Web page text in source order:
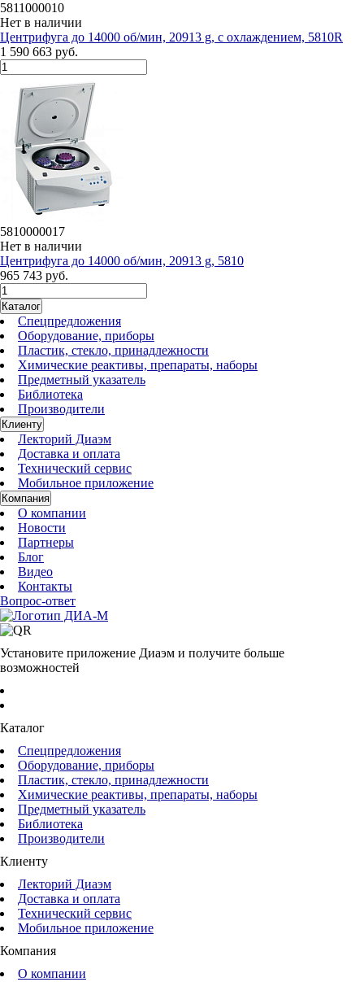
5811000010
Нет в наличии
Центрифуга до 14000 об/мин, 20913 g, с охлаждением, 5810R
1 590 663 руб.
5810000017
Нет в наличии
Центрифуга до 14000 об/мин, 20913 g, 5810
965 743 руб.
Каталог
Спецпредложения
Оборудование, приборы
Пластик, стекло, принадлежности
Химические реактивы, препараты, наборы
Предметный указатель
Библиотека
Производители
Клиенту
Лекторий Диаэм
Доставка и оплата
Технический сервис
Мобильное приложение
Компания
О компании
Новости
Партнеры
Блог
Видео
Контакты
Вопрос-ответ
Установите приложение Диаэм и получите больше
возможностей
Каталог
Спецпредложения
Оборудование, приборы
Пластик, стекло, принадлежности
Химические реактивы, препараты, наборы
Предметный указатель
Библиотека
Производители
Клиенту
Лекторий Диаэм
Доставка и оплата
Технический сервис
Мобильное приложение
Компания
О компании